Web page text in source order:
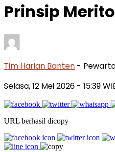
Prinsip
Tim Harian Banten -
Selasa, 12 Mei 2026 - 15:39
URL berhasil dicopy